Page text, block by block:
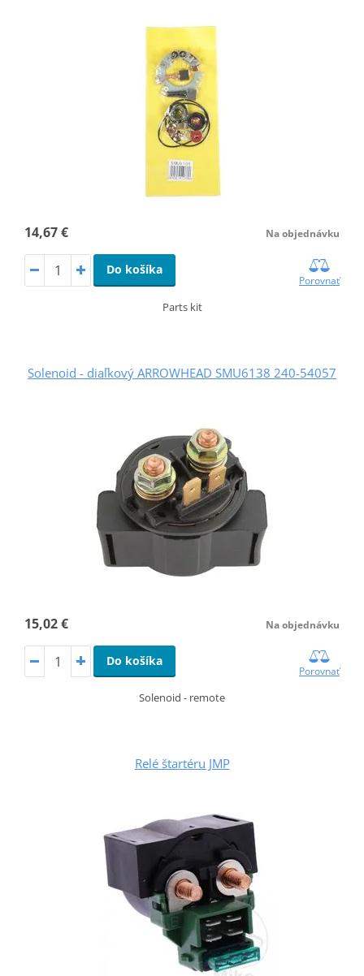
14,67 € Na objednávku
Do košíka
Porovnať
Parts kit
Solenoid - diaľkový ARROWHEAD SMU6138 240-54057
15,02 € Na objednávku
Do košíka
Porovnať
Solenoid - remote
Relé štartéru JMP